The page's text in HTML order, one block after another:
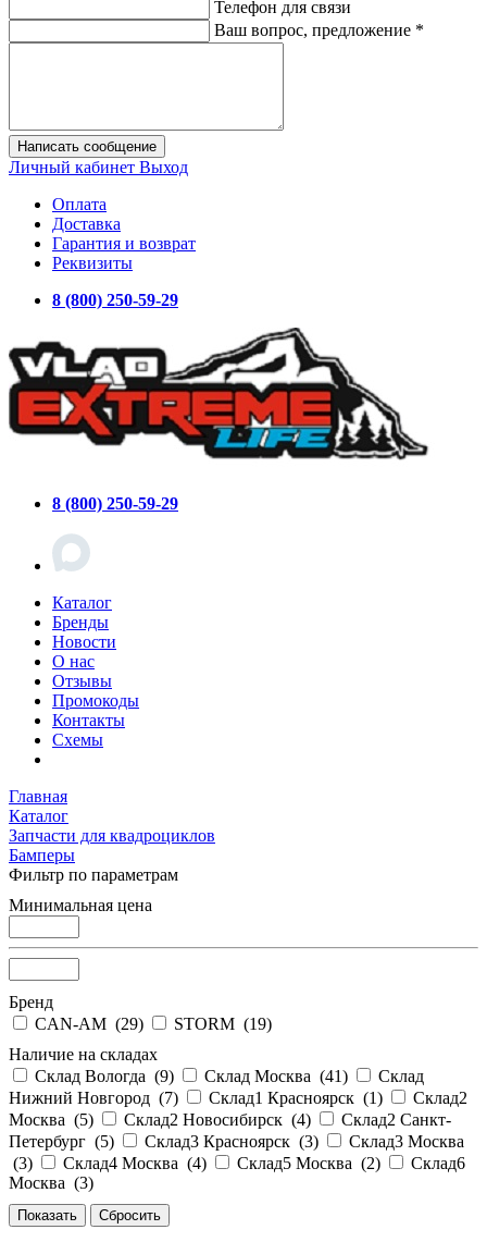
Телефон для связи
Ваш вопрос, предложение *
Написать сообщение
Личный кабинет Выход
Оплата
Доставка
Гарантия и возврат
Реквизиты
8 (800) 250-59-29
8 (800) 250-59-29
Каталог
Бренды
Новости
О нас
Отзывы
Промокоды
Контакты
Схемы
Главная
Каталог
Запчасти для квадроциклов
Бамперы
Фильтр по параметрам
Минимальная цена
Бренд
CAN-AM (29) STORM (19)
Наличие на складах
Склад Вологда (9) Склад Москва (41)
Склад
Нижний Новгород (7) Склад1 Красноярск (1)
Склад2
Москва (5) Склад2 Новосибирск (4)
Склад2 Санкт-
Петербург (5) Склад3 Красноярск (3)
Склад3 Москва
(3) Склад4 Москва (4) Склад5 Москва (2)
Склад6
Москва (3)